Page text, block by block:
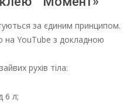
за єдиним принципом.
на YouTube з докладною
рухів тіла:
6 л;